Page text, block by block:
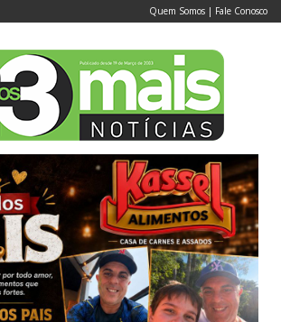
Quem Somos | Fale Conosco